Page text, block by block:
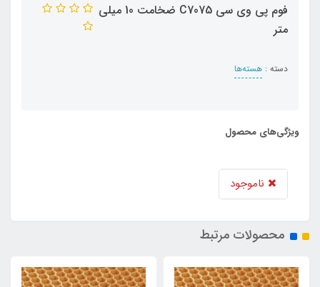
فوم پی وی سی C7075 ضخامت 10 میلی
متر
دسته : هسته‌ها
ویژگی‌های محصول
ناموجود
محصولات مرتبط